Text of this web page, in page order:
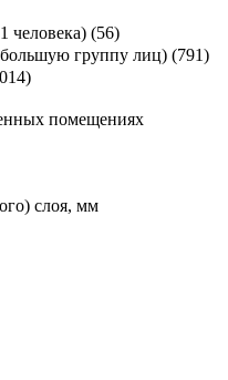
человека) (56)
группу лиц) (791)
)
помещениях
слоя, мм